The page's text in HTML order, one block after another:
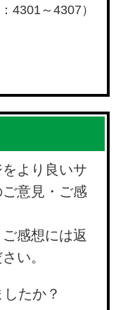
：4301～4307）
より良いサ
意見・ご感
感想には返
い。
たか？